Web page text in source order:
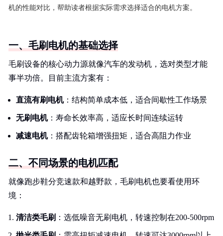
机的性能对比，帮助读者根据实际需求选择适合的电机方案。
一、毛刷电机的基础选择
毛刷设备的核心动力源就像汽车的发动机，选对类型才能
事半功倍。目前主流方案有：
直流有刷电机：结构简单成本低，适合间歇性工作场景
无刷电机：寿命长效率高，适应长时间连续运转
减速电机：搭配齿轮箱增强扭矩，适合高阻力作业
二、不同场景的电机匹配
就像跑步鞋分竞速款和越野款，毛刷电机也要看使用环
境：
清洁类毛刷 ：选低噪音无刷电机，转速控制在200-500rpm